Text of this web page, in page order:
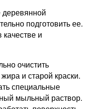
деревянной
подготовить ее.
и
очистить
и старой краски.
специальные
мыльный раствор.